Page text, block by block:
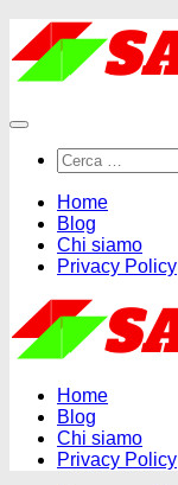
Salta
al
contenuto
Ricerca
per:
Home
Blog
Chi siamo
Privacy Policy
Home
Blog
Chi siamo
Privacy Policy